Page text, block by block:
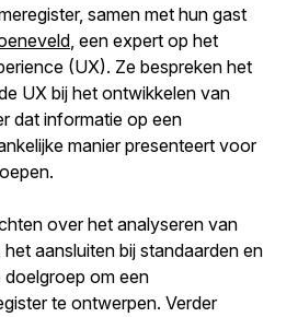
samen met hun gast
, een expert op het
(UX). Ze bespreken het
UX bij het ontwikkelen van
dat informatie op een
manier presenteert voor
over het analyseren van
aansluiten bij standaarden en
doelgroep om een
te ontwerpen. Verder